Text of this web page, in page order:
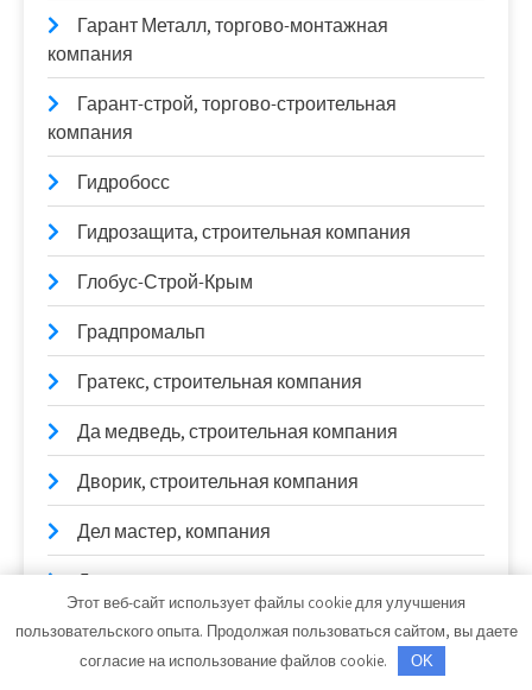
Гарант Металл, торгово-монтажная
компания
Гарант-строй, торгово-строительная
компания
Гидробосс
Гидрозащита, строительная компания
Глобус-Строй-Крым
Градпромальп
Гратекс, строительная компания
Да медведь, строительная компания
Дворик, строительная компания
Дел мастер, компания
Деревоград, строительная компания
Детали кровли ПВХ, производственная
компания
Этот веб-сайт использует файлы cookie для улучшения
пользовательского опыта. Продолжая пользоваться сайтом, вы даете
согласие на использование файлов cookie.
OK